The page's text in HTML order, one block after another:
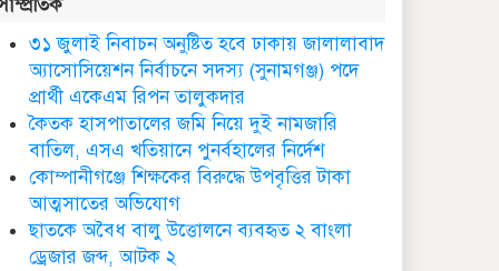
ছাত‌কে দৈনিক সুনামকণ্ঠ’র
সপ্তম প্রতিষ্ঠা বার্ষিকী পালিত
ডা. নার্গিস বাহার চৌধুরীর
ইন্তেকাল
৩১ জুলাই নিবাচন অনু‌ষ্টিত হ‌বে ঢাকায় জালালাবাদ
অ্যাসোসিয়েশন নির্বাচনে সদস্য (সুনামগঞ্জ) পদে
প্রার্থী একেএম রিপন তালুকদার
কৈতক হাসপাতালের জমি নিয়ে দুই নামজারি
বাতিল, এসএ খতিয়ানে পুনর্বহালের নির্দেশ
কোম্পানীগঞ্জে শিক্ষকের বিরুদ্ধে উপবৃত্তির টাকা
আত্মসাতের অভিযোগ
ছাতকে অবৈধ বালু উত্তোলনে ব্যবহৃত ২ বাংলা
ড্রেজার জব্দ, আটক ২